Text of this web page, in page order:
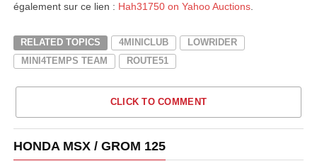
également sur ce lien : Hah31750 on Yahoo Auctions.
RELATED TOPICS 4MINICLUB
LOWRIDER
MINI4TEMPS TEAM
ROUTE51
CLICK TO COMMENT
HONDA MSX / GROM 125